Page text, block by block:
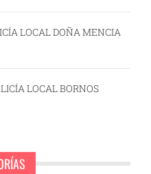
LOCAL DOÑA MENCIA
LOCAL BORNOS